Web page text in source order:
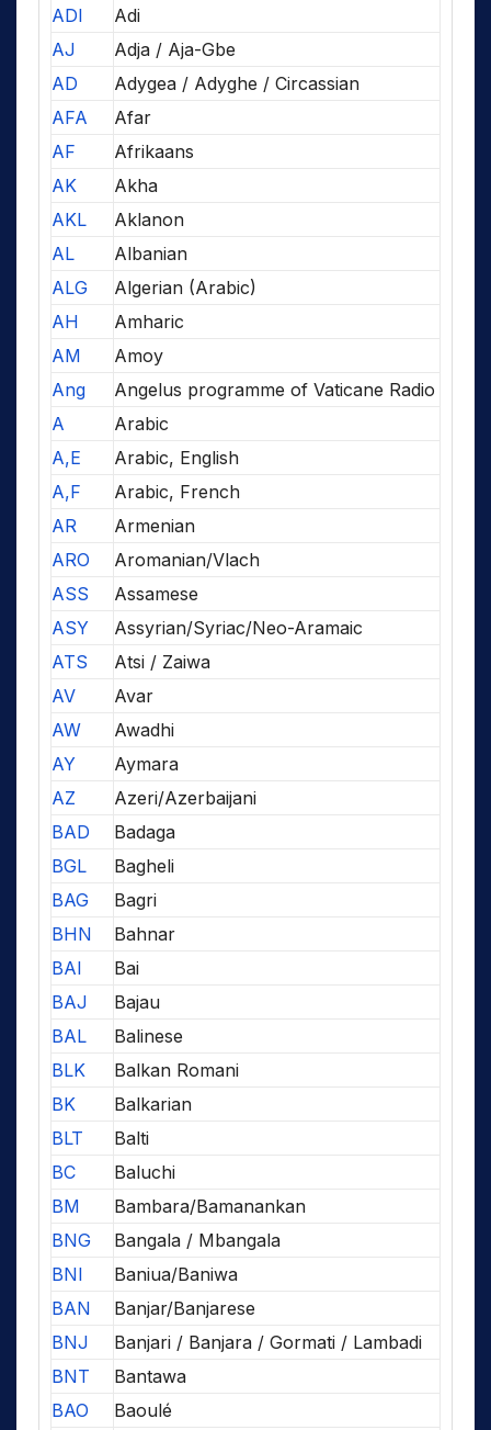
ADI
Adi
AJ
Adja / Aja-Gbe
AD
Adygea / Adyghe / Circassian
AFA
Afar
AF
Afrikaans
AK
Akha
AKL
Aklanon
AL
Albanian
ALG
Algerian (Arabic)
AH
Amharic
AM
Amoy
Ang
Angelus programme of Vaticane Radio
A
Arabic
A,E
Arabic, English
A,F
Arabic, French
AR
Armenian
ARO
Aromanian/Vlach
ASS
Assamese
ASY
Assyrian/Syriac/Neo-Aramaic
ATS
Atsi / Zaiwa
AV
Avar
AW
Awadhi
AY
Aymara
AZ
Azeri/Azerbaijani
BAD
Badaga
BGL
Bagheli
BAG
Bagri
BHN
Bahnar
BAI
Bai
BAJ
Bajau
BAL
Balinese
BLK
Balkan Romani
BK
Balkarian
BLT
Balti
BC
Baluchi
BM
Bambara/Bamanankan
BNG
Bangala / Mbangala
BNI
Baniua/Baniwa
BAN
Banjar/Banjarese
BNJ
Banjari / Banjara / Gormati / Lambadi
BNT
Bantawa
BAO
Baoulé